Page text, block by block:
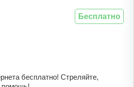
бесплатно! Стреляйте,
Бесплатно